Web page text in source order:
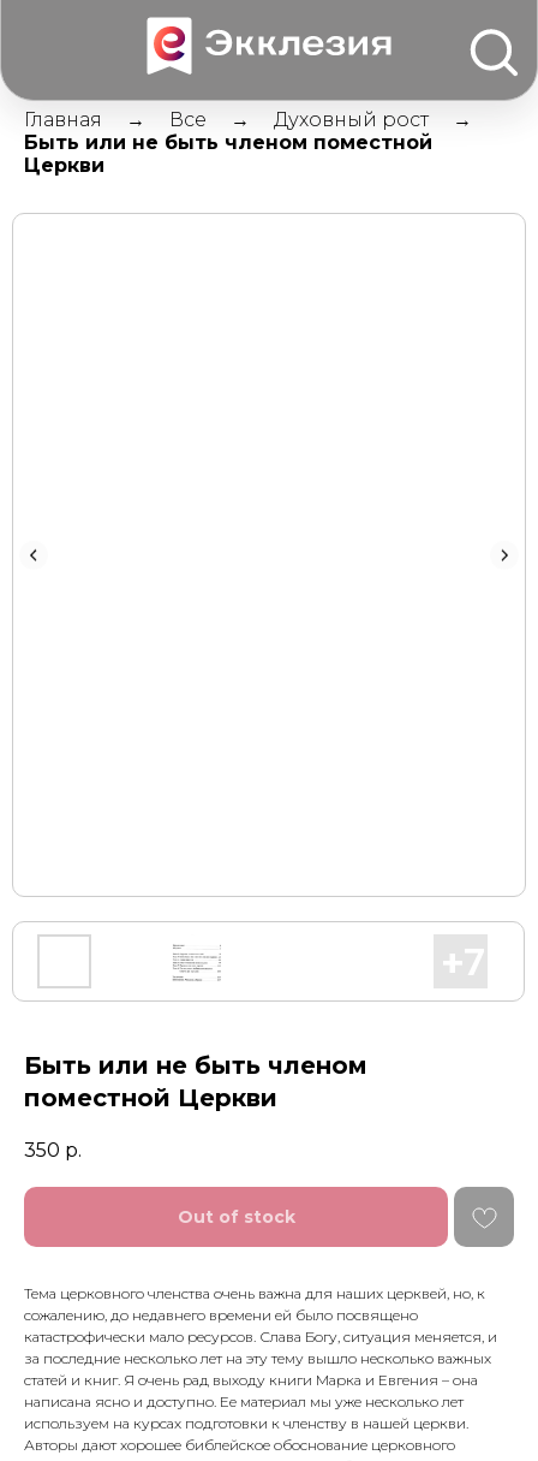
Главная Все
Духовный рост
Быть или не быть членом поместной
Церкви
Быть или не быть членом
поместной Церкви
350 р.
Out of stock
Тема церковного членства очень важна для наших церквей, но, к
сожалению, до недавнего времени ей было посвящено
катастрофически мало ресурсов. Слава Богу, ситуация меняется, и
за последние несколько лет на эту тему вышло несколько важных
статей и книг. Я очень рад выходу книги Марка и Евгения – она
написана ясно и доступно. Ее материал мы уже несколько лет
используем на курсах подготовки к членству в нашей церкви.
Авторы дают хорошее библейское обоснование церковного